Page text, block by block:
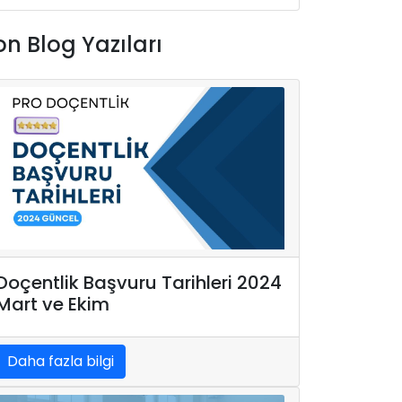
Blog Yazıları
Başvuru Tarihleri 2024
ve Ekim
Daha fazla bilgi